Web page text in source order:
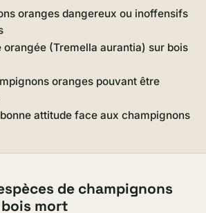
oranges dangereux ou inoffensifs
orangée (Tremella aurantia) sur bois
oranges pouvant être
attitude face aux champignons
de champignons
mort